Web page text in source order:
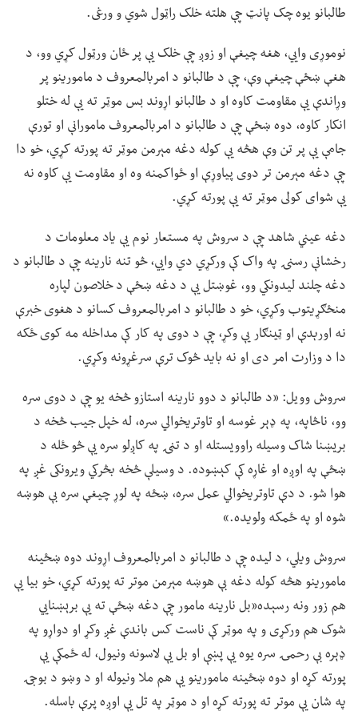
طالبانو یوه چک پانټ چې هلته خلک راټول شوي و ورغی.
نوموړی وايي، هغه چیغې او زوږ چې خلک یې پر ځان ورټول کړي وو، د
هغې ښځې چیغې وې، چې د طالبانو د امربالمعروف د مامورینو پر
وړاندې یې مقاومت کاوه او د طالبانو اړوند بس موټر ته یې له ختلو
انکار کاوه، دوه ښځې چې د طالبانو د امربالمعروف مامورانې او تورې
جامې یې پر تن وې هڅه یې کوله دغه مېرمن موټر ته پورته کړي، خو دا
چې دغه مېرمن تر دوی پیاوړې او ځواکمنه وه او مقاومت یې کاوه نه
یې شوای کولی موټر ته یې پورته کړي.
دغه عیني شاهد چې د سروش په مستعار نوم یې یاد معلومات د
رخشانې رسنۍ په واک کې ورکړي دي وايي، څو تنه نارینه چې د طالبانو د
دغه چلند لیدونکي وو، غوښتل یې د دغه ښځې د خلاصون لپاره
منځګړیتوب وکړي، خو د طالبانو د امربالمعروف کسانو د هغوی خبرې
نه اورېدې او ټینګار یې وکړ، چې د دوی په کار کې مداخله مه کوی ځکه
دا د وزارت امر دی او نه باید څوک ترې سرغړونه وکړي.
سروش وویل: «د طالبانو د دوو نارینه استازو څخه یو چې د دوی سره
وو، ناڅاپه، په ډېر غوسه او تاوتریخوالي سره، له خپل جیب څخه د
بریښنا شاک وسیله راوویستله او د تڼۍ په کاږلو سره یې څو ځله د
ښځې په اوږه او غاړه کې کېښوده. د وسیلې څخه بڅرکي ویرونکی غږ په
هوا شو. د دې تاوتریخوالي عمل سره، ښځه په لوړ چیغې سره بې هوښه
شوه او په ځمکه ولویده.»
سروش ویلي، د لیده چې د طالبانو د امربالمعروف اړوند دوه ښځینه
مامورینو هڅه کوله دغه بې هوښه مېرمن موتر ته پورته کړي، خو بیا یې
هم زور ونه رسېده«بل نارینه مامور چې دغه ښځې ته یې برېښنايي
شوک هم ورکړی و په موټر کې ناست کس باندې غږ وکړ او دواړو په
ډېره بې رحمۍ سره یوه یې پښې او بل یې لاسونه ونیول، له ځمکې یې
پورته کړه او دوه ښځینه مامورینو یې هم ملا ونیوله او د وښو د بوجۍ
په شان یې موتر ته پورته کړه او د موټر په تل یې اوږه پرې باسله.